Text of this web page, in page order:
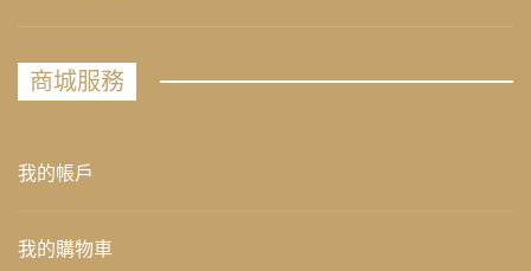
商城服務
我的帳戶
我的購物車